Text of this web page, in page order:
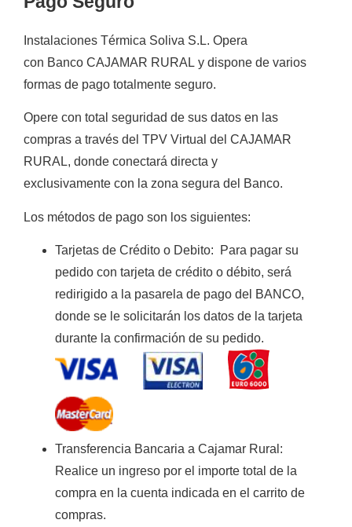
Instalaciones Térmica Soliva S.L. Opera
con Banco CAJAMAR RURAL y dispone de varios
formas de pago totalmente seguro.
Opere con total seguridad de sus datos en las
compras a través del TPV Virtual del CAJAMAR
RURAL, donde conectará directa y
exclusivamente con la zona segura del Banco.
Los métodos de pago son los siguientes:
Tarjetas de Crédito o Debito:
Para pagar su
pedido con tarjeta de crédito o débito, será
redirigido a la pasarela de pago del BANCO,
donde se le solicitarán los datos de la tarjeta
durante la confirmación de su pedido.
Transferencia Bancaria a Cajamar Rura l:
Realice un ingreso por el importe total de la
compra en la cuenta indicada en el carrito de
compras.